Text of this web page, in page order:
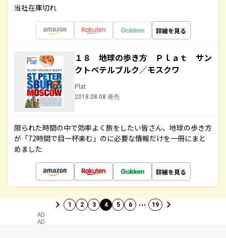
当社在庫切れ
詳細を見る
１８ 地球の歩き方 Ｐｌａｔ サン
クトペテルブルク／モスクワ
Plat
2018.08.08 発売
限られた時間の中で効率よく旅をしたい皆さん、地球の歩き方
が「72時間で目一杯楽む」のに必要な情報だけを一冊にまと
めました
詳細を見る
1 2 3 4 5 6 … 19
AD
AD